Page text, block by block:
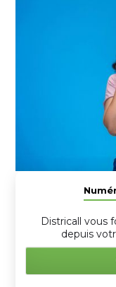
Districall vous
depuis